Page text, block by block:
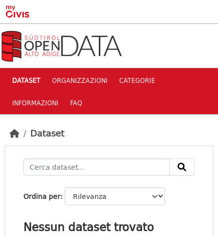
Skip to main content
DATASET ORGANIZZAZIONI CATEGORIE
INFORMAZIONI FAQ
Dataset
Ordina per
Nessun dataset trovato